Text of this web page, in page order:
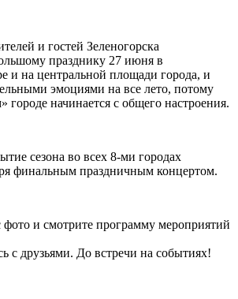
и гостей Зеленогорска
празднику 27 июня в
и на центральной площади города, и
эмоциями на все лето, потому
городе начинается с общего настроения.
сезона во всех 8-ми городах
финальным праздничным концертом.
фото и смотрите программу мероприятий
с друзьями. До встречи на событиях!